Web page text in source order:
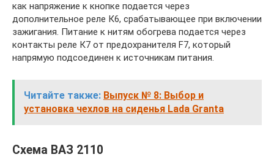
как напряжение к кнопке подается через
дополнительное реле К6, срабатывающее при включении
зажигания. Питание к нитям обогрева подается через
контакты реле К7 от предохранителя F7, который
напрямую подсоединен к источникам питания.
Читайте также: Выпуск № 8: Выбор и
установка чехлов на сиденья Lada Granta
Схема ВАЗ 2110